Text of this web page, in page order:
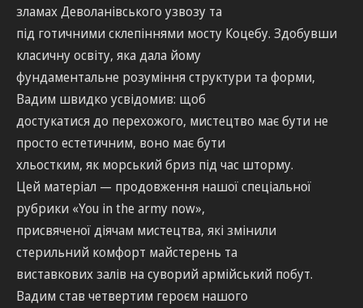
зламах Деволанівського узвозу та
під готичними склепіннями мосту Коцебу. Здобувши
класичну освіту, яка дала йому
фундаментальне розуміння структури та форми,
Вадим швидко усвідомив: щоб
достукатися до перехожого, мистецтво має бути не
просто естетичним, воно має бути
хльостким, як морський бриз під час шторму.
Цей матеріал — продовження нашої спеціальної
рубрики «You in the army now»,
присвяченої діячам мистецтва, які змінили
стерильний комфорт майстерень та
виставкових залів на суворий армійський побут.
Вадим став четвертим героєм нашого